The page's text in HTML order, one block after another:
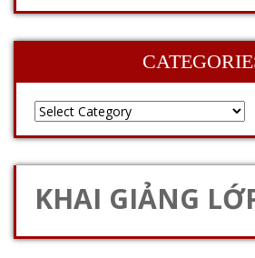
KHAI GIẢNG